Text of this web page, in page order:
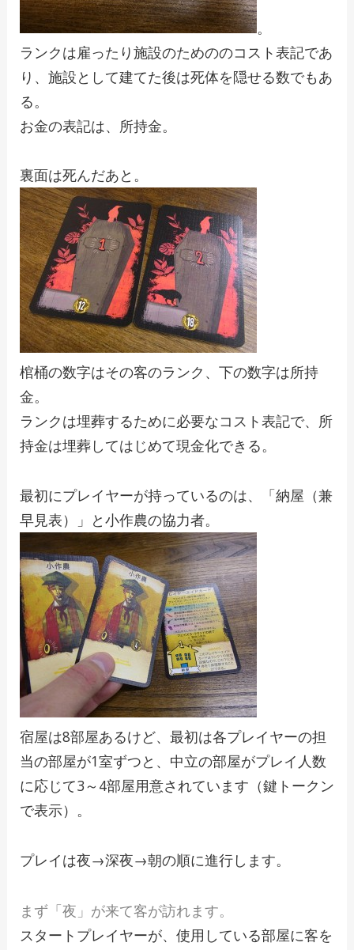
。
ランクは雇ったり施設のためののコスト表記であ
り、施設として建てた後は死体を隠せる数でもあ
る。
お金の表記は、所持金。
裏面は死んだあと。
棺桶の数字はその客のランク、下の数字は所持
金。
ランクは埋葬するために必要なコスト表記で、所
持金は埋葬してはじめて現金化できる。
最初にプレイヤーが持っているのは、「納屋（兼
早見表）」と小作農の協力者。
宿屋は8部屋あるけど、最初は各プレイヤーの担
当の部屋が1室ずつと、中立の部屋がプレイ人数
に応じて3～4部屋用意されています（鍵トークン
で表示）。
プレイは夜→深夜→朝の順に進行します。
まず「夜」が来て客が訪れます。
スタートプレイヤーが、使用している部屋に客を